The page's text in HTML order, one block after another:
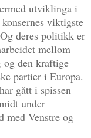
utviklinga i
viktigste
deres politikk er
mellom
og den kraftige
partier i Europa.
gått i spissen
under
med Venstre og